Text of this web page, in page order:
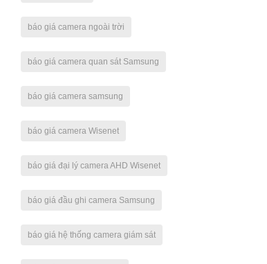
báo giá camera ngoài trời
báo giá camera quan sát Samsung
báo giá camera samsung
báo giá camera Wisenet
báo giá đại lý camera AHD Wisenet
báo giá đầu ghi camera Samsung
báo giá hệ thống camera giám sát